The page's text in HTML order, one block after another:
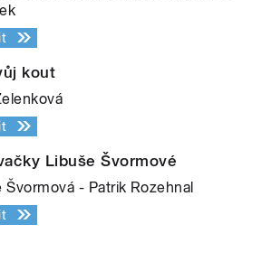
kout
Libuše Švormové
Švormová - Patrik Rozehnal